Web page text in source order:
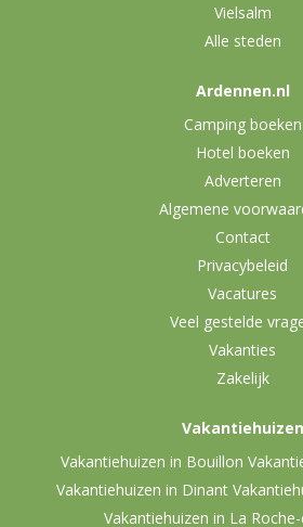
Vielsalm
Alle steden
Ardennen.nl
Camping boeken
Hotel boeken
Adverteren
Algemene
Contact
Privacybeleid
Vacatures
Veel gestelde
Vakanties
Zakelijk
Vakantiehuizen
Vakantiehuizen in Bouillon
Vakantiehuizen in Dinant
Vakantiehuizen in La